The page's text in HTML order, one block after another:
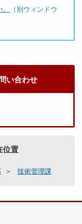
（別ウィンドウ
い合わせ
位置
技術管理課